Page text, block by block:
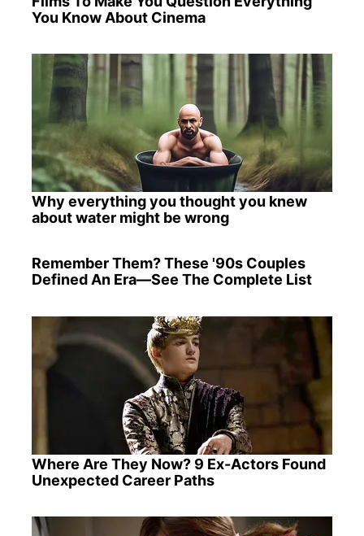
You Know About Cinema
Why everything you thought you knew
about water might be wrong
Remember Them? These '90s Couples
Defined An Era—See The Complete List
Where Are They Now? 9 Ex-Actors Found
Unexpected Career Paths